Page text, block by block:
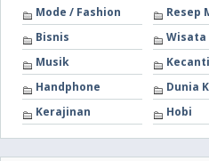
Mode / Fashion
Resep
Bisnis
Wisata
Musik
Handphone
Dunia
Kerajinan
Hobi